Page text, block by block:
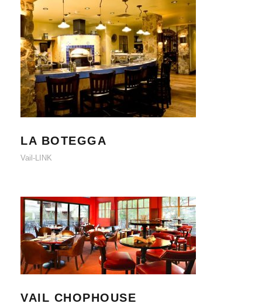
LA BOTEGGA
LA BOTEGGA
Vail-LINK
VAIL CHOPHOUSE
VAIL CHOPHOUSE